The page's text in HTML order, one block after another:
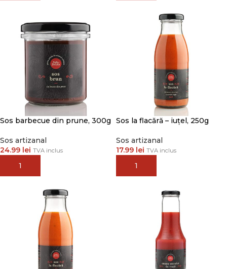
Sos barbecue din prune, 300g
Sos artizanal
24.99 lei TVA inclus
ADAUGĂ ÎN COȘ
Sos la flacără – iuțel, 250g
Sos artizanal
17.99 lei TVA inclus
ADAUGĂ ÎN COȘ